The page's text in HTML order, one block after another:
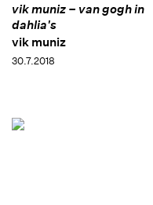
vik muniz – van gogh in
dahlia's
vik muniz
30.7.2018